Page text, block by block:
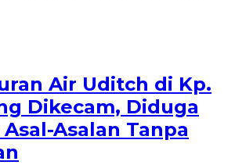
Air Uditch di Kp.
Dikecam, Diduga
Asalan Tanpa